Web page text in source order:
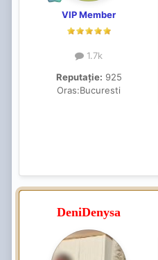
VIP Member
1.7k
Reputație: 925
Oras:Bucuresti
DeniDenysa